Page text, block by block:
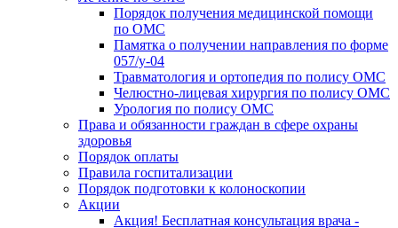
Порядок получения медицинской помощи
по ОМС
Памятка о получении направления по форме
057/у-04
Травматология и ортопедия по полису ОМС
Челюстно-лицевая хирургия по полису ОМС
Урология по полису ОМС
Права и обязанности граждан в сфере охраны
здоровья
Порядок оплаты
Правила госпитализации
Порядок подготовки к колоноскопии
Акции
Акция! Бесплатная консультация врача -